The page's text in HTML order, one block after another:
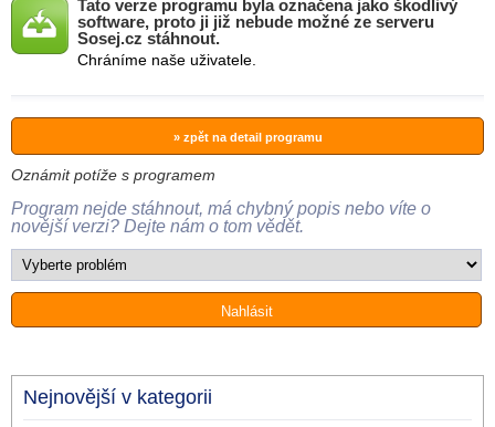
Tato verze programu byla označena jako škodlivý
software, proto ji již nebude možné ze serveru
Sosej.cz stáhnout.
Chráníme naše uživatele.
» zpět na detail programu
Oznámit potíže s programem
Program nejde stáhnout, má chybný popis nebo víte o
novější verzi? Dejte nám o tom vědět.
Nejnovější v kategorii